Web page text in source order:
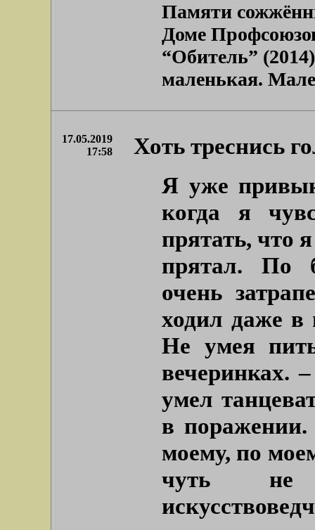
Памяти
Доме
“Обитель”
маленькая.
17.05.2019
17:58
Хоть треснись
Я уже
когда я
прятать, что
прятал. По
очень
ходил даже в
Не умея
вечеринках.
умел
в
моему, по
чуть